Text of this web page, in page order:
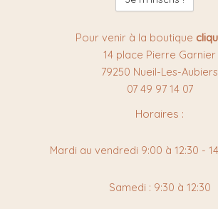
:
Pour venir à la boutique
14 place Pierre Garnier
79250 Nueil-Les-Aubiers
07 49 97 14 07
Horaires :
Mardi au vendredi 9:00 à 12:30 -
Samedi : 9:30 à 12:30